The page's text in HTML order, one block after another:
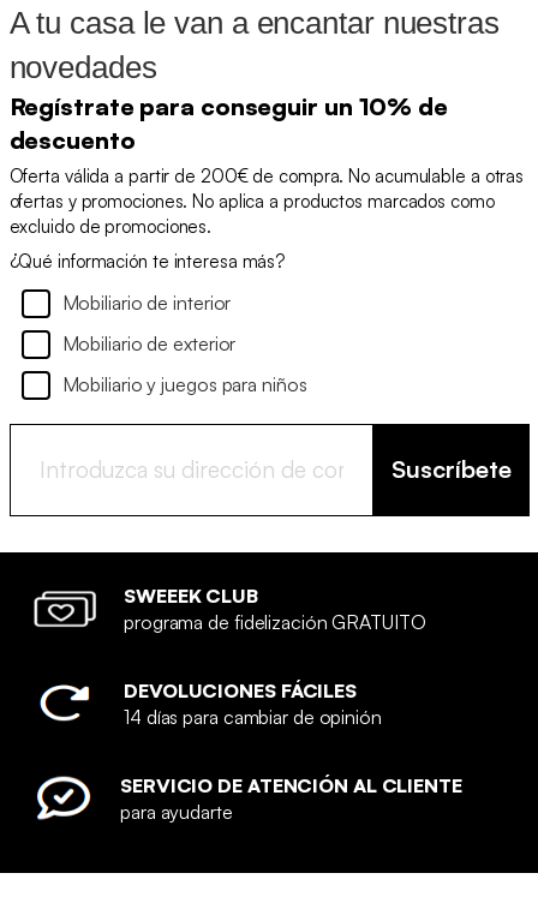
A tu casa le van a encantar nuestras
novedades
Regístrate para conseguir un 10% de
descuento
Oferta válida a partir de 200€ de compra. No acumulable a otras
ofertas y promociones. No aplica a productos marcados como
excluido de promociones.
¿Qué información te interesa más?
Mobiliario de interior
Mobiliario de exterior
Mobiliario y juegos para niños
Suscríbete
SWEEEK CLUB
programa de fidelización GRATUITO
DEVOLUCIONES FÁCILES
14 días para cambiar de opinión
SERVICIO DE ATENCIÓN AL CLIENTE
para ayudarte